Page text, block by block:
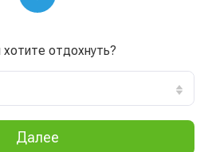
отдохнуть?
Далее